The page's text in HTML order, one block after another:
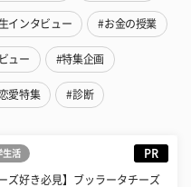
インタビュー #お金の授業
ュー #特集企画
愛特集 #診断
生活 PR
ーズ好き必見】ブッラータチーズ